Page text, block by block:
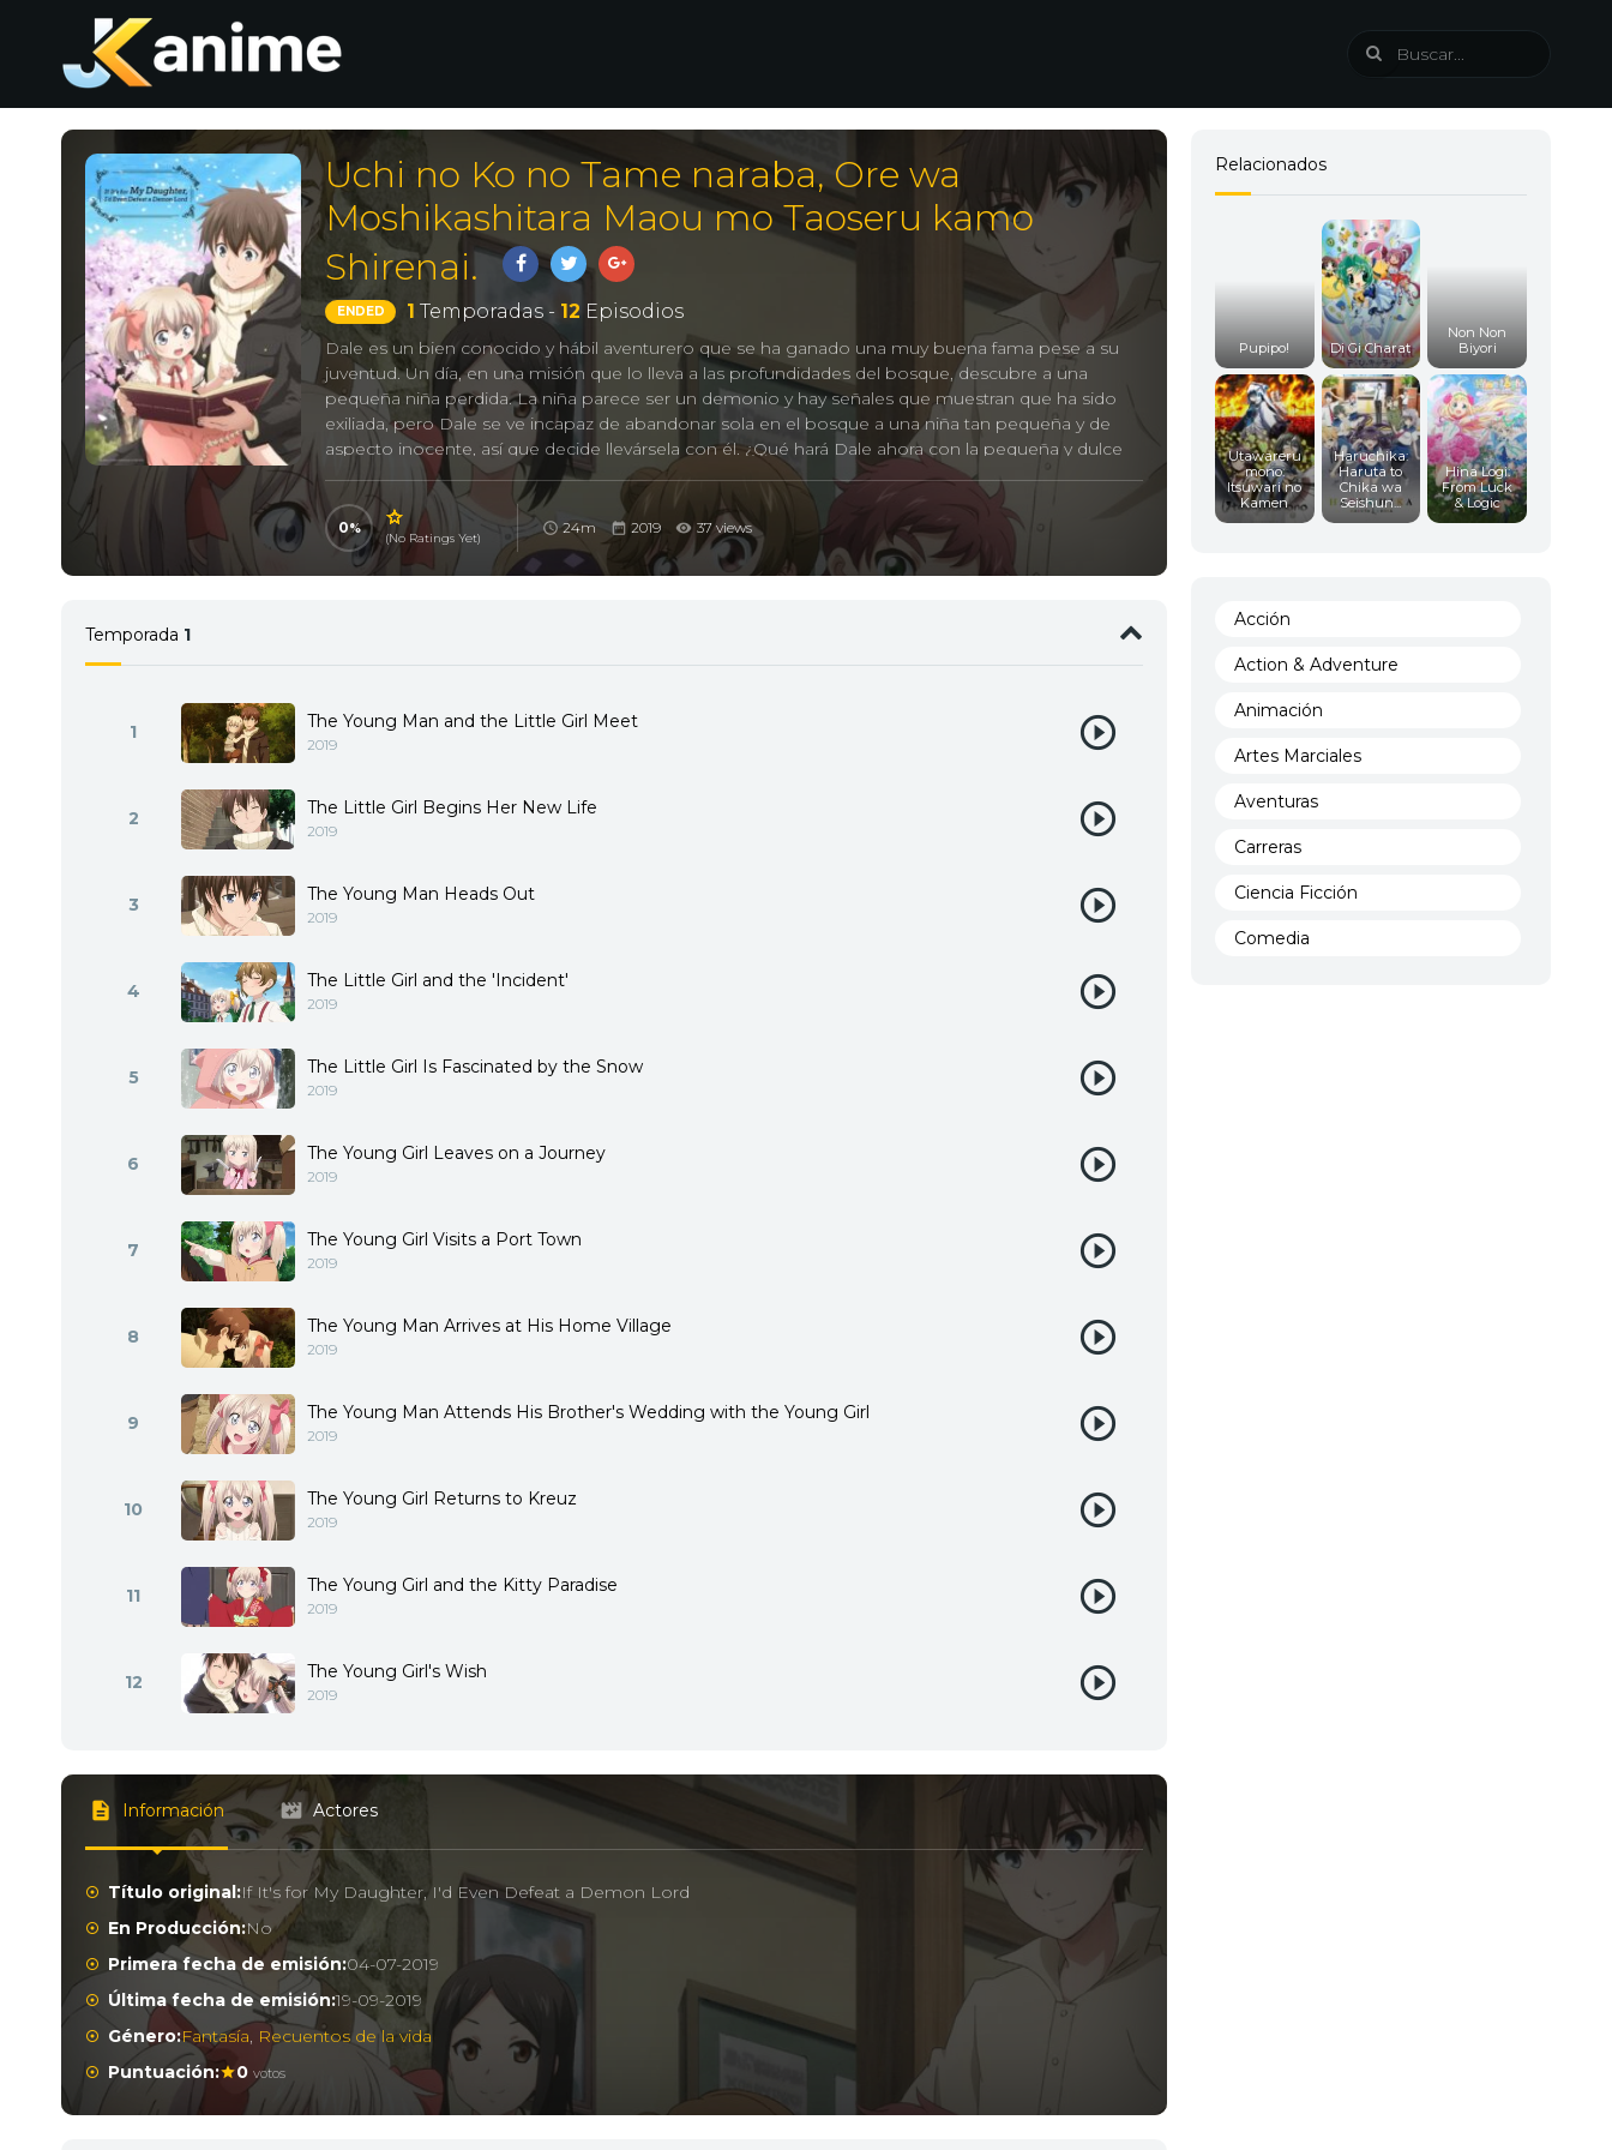
Uchi no Ko no Tame naraba, Ore wa
Moshikashitara Maou mo Taoseru kamo
Shirenai.
ENDED 1 Temporadas - 12 Episodios
Dale es un bien conocido y hábil aventurero que se ha ganado una muy buena fama pese a su
juventud. Un día, en una misión que lo lleva a las profundidades del bosque, descubre a una
pequeña niña perdida. La niña parece ser un demonio y hay señales que muestran que ha sido
exiliada, pero Dale se ve incapaz de abandonar sola en el bosque a una niña tan pequeña y de
aspecto inocente, así que decide llevársela con él. ¿Qué hará Dale ahora con la pequeña y dulce
Latina? ¡Pues ser su padre adoptivo!
0
(No Ratings Yet)
24m 2019 37 views
Temporada 1
1 The Young Man and the Little Girl Meet
2019
2 The Little Girl Begins Her New Life
2019
3 The Young Man Heads Out
2019
4 The Little Girl and the 'Incident'
2019
5 The Little Girl Is Fascinated by the Snow
2019
6 The Young Girl Leaves on a Journey
2019
7 The Young Girl Visits a Port Town
2019
8 The Young Man Arrives at His Home Village
2019
9 The Young Man Attends His Brother's Wedding with the Young Girl
2019
10 The Young Girl Returns to Kreuz
2019
11 The Young Girl and the Kitty Paradise
2019
12 The Young Girl's Wish
2019
Información Actores
Título original:If It's for My Daughter, I'd Even Defeat a Demon Lord
En Producción:No
Primera fecha de emisión:04-07-2019
Última fecha de emisión:19-09-2019
Género:Fantasía, Recuentos de la vida
Puntuación:
0 votos
Relacionados
Pupipo! Di Gi Charat
Non Non
Biyori
Utawareru
mono:
Itsuwari no
Kamen
Haruchika:
Haruta to
Chika wa
Seishun...
Hina Logi:
From Luck
& Logic
Acción
Action & Adventure
Animación
Artes Marciales
Aventuras
Carreras
Ciencia Ficción
Comedia